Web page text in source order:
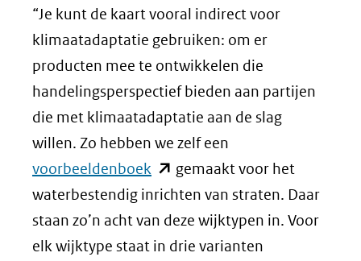
“Je kunt de kaart vooral indirect voor
klimaatadaptatie gebruiken: om er
producten mee te ontwikkelen die
handelingsperspectief bieden aan partijen
die met klimaatadaptatie aan de slag
willen. Zo hebben we zelf een
voorbeeldenboek (opent
in
nieuw
venster)
gemaakt voor het
waterbestendig inrichten van straten. Daar
staan zo’n acht van deze wijktypen in. Voor
elk wijktype staat in drie varianten